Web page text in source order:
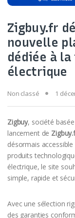
Zigbuy.fr
nouvelle
dédiée à
électrique
Non classé 1
Zigbuy, société
lancement de
désormais
produits
électrique, le site
simple, rapide et
Avec une sélection
des garanties